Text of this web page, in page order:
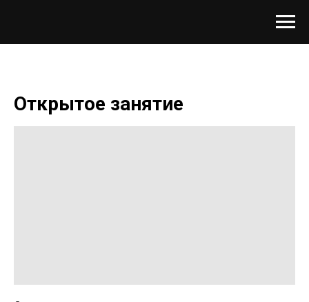
Открытое занятие